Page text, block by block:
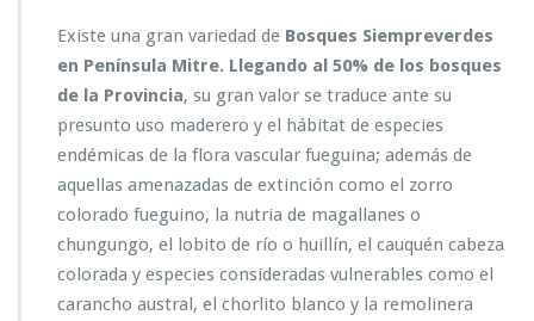
Existe una gran variedad de Bosques Siempreverdes
en Península Mitre. Llegando al 50% de los bosques
de la Provincia, su gran valor se traduce ante su
presunto uso maderero y el hábitat de especies
endémicas de la flora vascular fueguina; además de
aquellas amenazadas de extinción como el zorro
colorado fueguino, la nutria de magallanes o
chungungo, el lobito de río o huillín, el cauquén cabeza
colorada y especies consideradas vulnerables como el
carancho austral, el chorlito blanco y la remolinera